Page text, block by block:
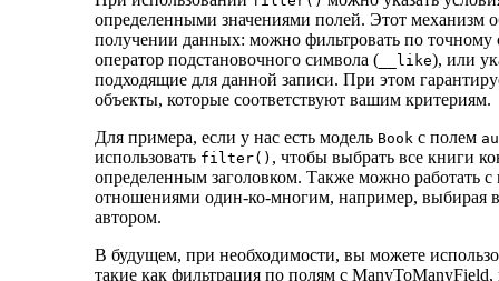
определенными значениями полей. Этот механизм
получении данных: можно фильтровать по точному
оператор подстановочного символа ( __like), или
подходящие для данной записи. При этом
объекты, которые соответствуют вашим критериям.
Для примера, если у нас есть модель Book с полем
использовать filter() , чтобы выбрать все книги
определенным заголовком. Также можно работать
отношениями один-ко-многим, например, выбирая
автором.
В будущем, при необходимости, вы можете
такие как фильтрация по полям с